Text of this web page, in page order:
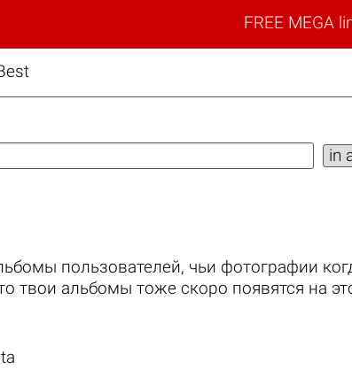
FREE MEGA
пользователей, чьи фотографии
альбомы тоже скоро появятся на